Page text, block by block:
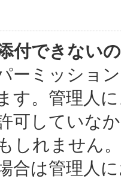
付できない
ーミッショ
す。管理人
可していな
しれません
合は管理人